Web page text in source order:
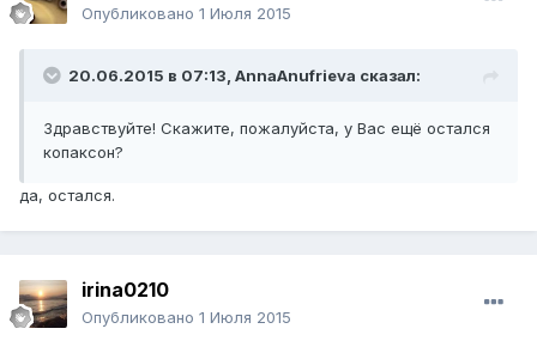
Опубликовано 1 Июля 2015
20.06.2015 в 07:13, AnnaAnufrieva сказал:
Здравствуйте! Скажите, пожалуйста, у Вас ещё остался
копаксон?
да, остался.
irina0210
Опубликовано 1 Июля 2015